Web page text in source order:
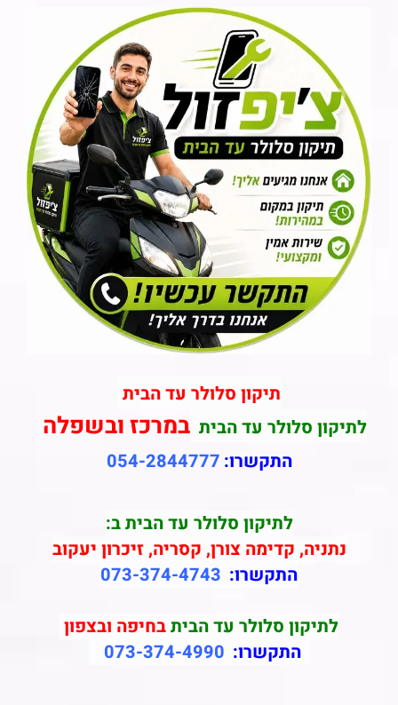
תיקון סלולר עד הבית
לתיקון סלולר עד הביתבמרכז ובשפלה
התקשרו: 054-2844777
לתיקון סלולר עד הבית ב:
נתניה, קדימה צורן, קסריה, זיכרון יעקוב
התקשרו: 073-374-4743
לתיקון סלולר עד הביתבחיפה ובצפון
התקשרו: 073-374-4990